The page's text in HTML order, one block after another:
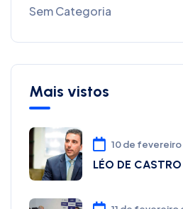
Sem Categoria
Mais vistos
10 de fevereiro
LÉO DE